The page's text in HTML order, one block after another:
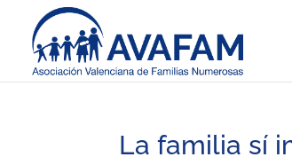
La familia sí